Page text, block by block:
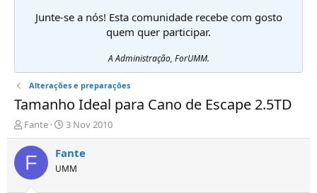
Junte-se a nós! Esta comunidade recebe com gosto
quem quer participar.
A Administração, ForUMM.
Alterações e preparações
Tamanho Ideal para Cano de Escape 2.5TD
I
n
i
i
Fante
D
a
t
d
3 Nov 2010
F Fante
UMM